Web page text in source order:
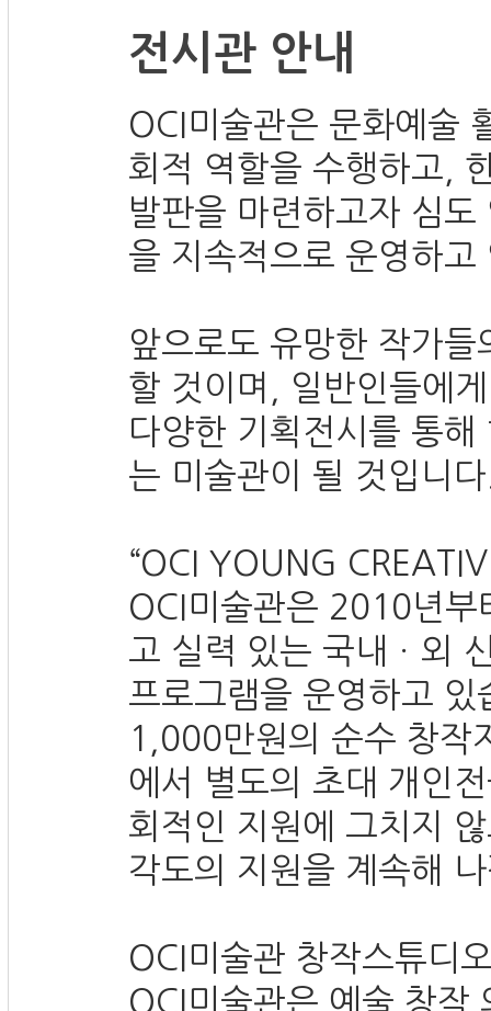
전시관 안내
OCI미술관은 문화예술
회적 역할을 수행하고,
발판을 마련하고자 심
을 지속적으로 운영하고
앞으로도 유망한 작가
할 것이며, 일반인들에
다양한 기획전시를 통
는 미술관이 될 것입니
“OCI YOUNG
OCI미술관은 2010년부
고 실력 있는 국내ㆍ외
프로그램을 운영하고
1,000만원의 순수 창작
에서 별도의 초대 개인
회적인 지원에 그치지
각도의 지원을 계속해
OCI미술관 창작스튜디
OCI미술관은 예술 창작